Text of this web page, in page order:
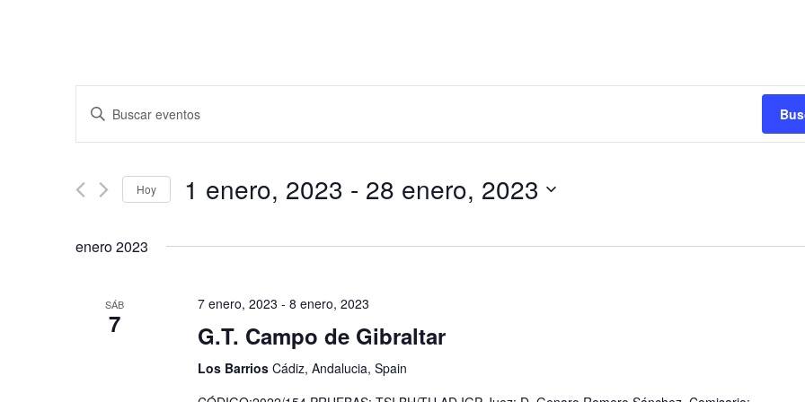
de
búsqueda
vistas
Eventos
Introduce
palabra
Busca
la
Hoy 1 enero, 2023 - 28 enero, 2023
enero 2023
SÁB
7
7 enero, 2023 - 8 enero, 2023
G.T. Campo de Gibraltar
Los Barrios Cádiz, Andalucia, Spain